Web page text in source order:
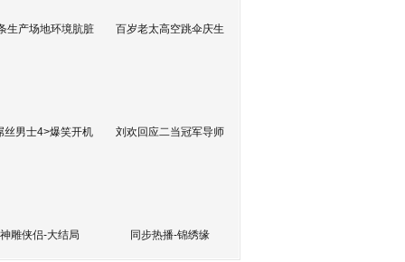
生产场地环境肮脏 百岁老太高空跳伞庆生
丝男士4>爆笑开机 刘欢回应二当冠军导师
神雕侠侣-大结局 同步热播-锦绣缘